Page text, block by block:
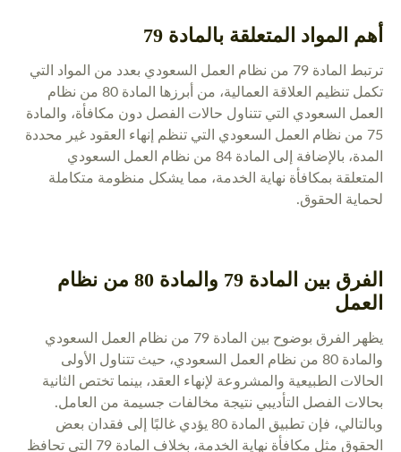
أهم المواد المتعلقة بالمادة 79
ترتبط المادة 79 من نظام العمل السعودي بعدد من المواد التي
تكمل تنظيم العلاقة العمالية، من أبرزها المادة 80 من نظام
العمل السعودي التي تتناول حالات الفصل دون مكافأة، والمادة
75 من نظام العمل السعودي التي تنظم إنهاء العقود غير محددة
المدة، بالإضافة إلى المادة 84 من نظام العمل السعودي
المتعلقة بمكافأة نهاية الخدمة، مما يشكل منظومة متكاملة
لحماية الحقوق.
الفرق بين المادة 79 والمادة 80 من نظام
العمل
يظهر الفرق بوضوح بين المادة 79 من نظام العمل السعودي
والمادة 80 من نظام العمل السعودي، حيث تتناول الأولى
الحالات الطبيعية والمشروعة لإنهاء العقد، بينما تختص الثانية
بحالات الفصل التأديبي نتيجة مخالفات جسيمة من العامل.
وبالتالي، فإن تطبيق المادة 80 يؤدي غالبًا إلى فقدان بعض
الحقوق مثل مكافأة نهاية الخدمة، بخلاف المادة 79 التي تحافظ